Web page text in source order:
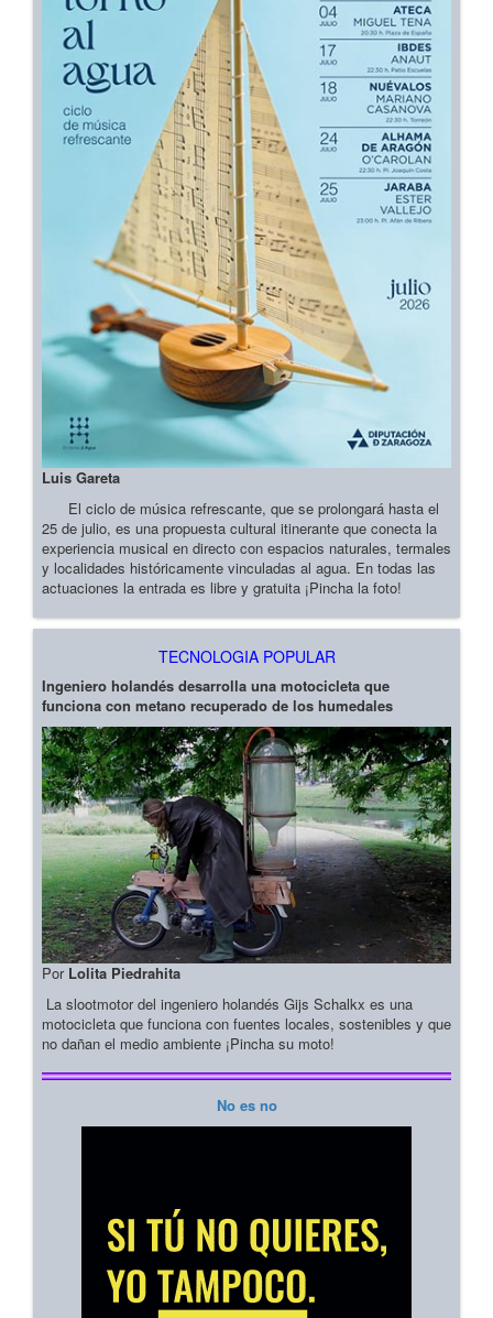
Luis Gareta
El ciclo de música refrescante, que se prolongará hasta el
25 de julio, es una propuesta cultural itinerante que conecta la
experiencia musical en directo con espacios naturales, termales
y localidades históricamente vinculadas al agua. En todas las
actuaciones la entrada es libre y gratuita ¡Pincha la foto!
TECNOLOGIA POPULAR
Ingeniero holandés desarrolla una motocicleta que
funciona con metano recuperado de los humedales
Por Lolita Piedrahita
La slootmotor del ingeniero holandés Gijs Schalkx es una
motocicleta que funciona con fuentes locales, sostenibles y que
no dañan el medio ambiente ¡Pincha su moto!
No es no